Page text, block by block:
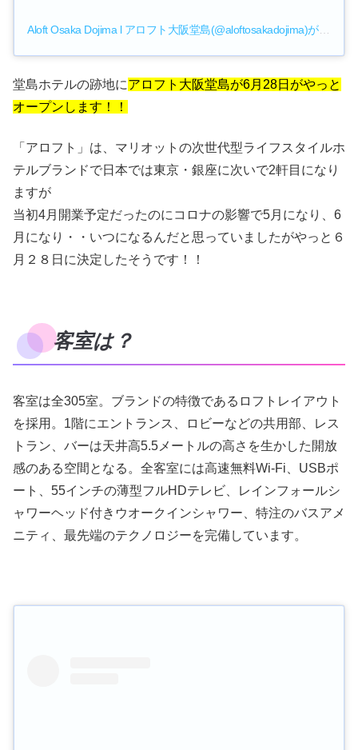
Aloft Osaka Dojima l アロフト大阪堂島(@aloftosakadojima)がシェアした投稿
堂島ホテルの跡地にアロフト大阪堂島が6月28日がやっと
オープンします！！
「アロフト」は、マリオットの次世代型ライフスタイルホ
テルブランドで日本では東京・銀座に次いで2軒目になり
ますが
当初4月開業予定だったのにコロナの影響で5月になり、6
月になり・・いつになるんだと思っていましたがやっと６
月２８日に決定したそうです！！
客室は？
客室は全305室。ブランドの特徴であるロフトレイアウト
を採用。1階にエントランス、ロビーなどの共用部、レス
トラン、バーは天井高5.5メートルの高さを生かした開放
感のある空間となる。全客室には高速無料Wi-Fi、USBポ
ート、55インチの薄型フルHDテレビ、レインフォールシ
ャワーヘッド付きウオークインシャワー、特注のバスアメ
ニティ、最先端のテクノロジーを完備しています。